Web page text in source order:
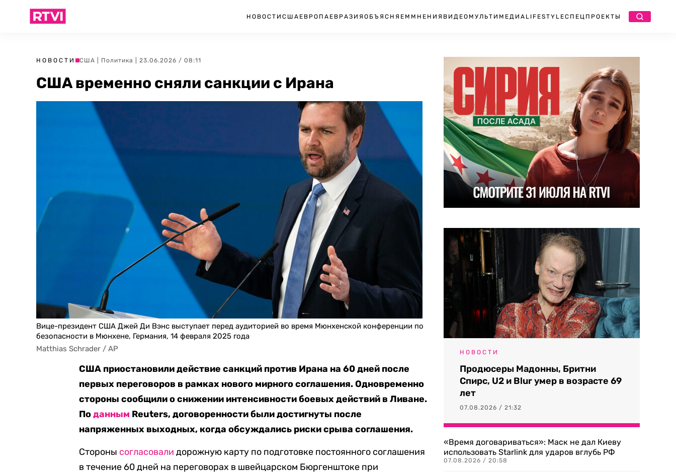
НОВОСТИ США ЕВРОПА ЕВРАЗИЯ ОБЪЯСНЯЕМ МНЕНИЯ ВИДЕО МУЛЬТИМЕДИА LIFESTYLEСПЕЦПРОЕКТЫ
НОВОСТИ США Политика | 23.06.2026 / 08:11
США временно сняли санкции с Ирана
Вице-президент США Джей Ди Вэнс выступает перед аудиторией во время Мюнхенской конференции по
безопасности в Мюнхене, Германия, 14 февраля 2025 года
Matthias Schrader / AP
США приостановили действие санкций против Ирана на 60 дней после
первых переговоров в рамках нового мирного соглашения. Одновременно
стороны сообщили о снижении интенсивности боевых действий в Ливане.
Поданным Reuters, договоренности были достигнуты после
напряженных выходных, когда обсуждались риски срыва соглашения.
Стороны согласовали дорожную карту по подготовке постоянного соглашения
в течение 60 дней на переговорах в швейцарском Бюргенштоке при
НОВОСТИ
Продюсеры Мадонны, Бритни
Спирс, U2 и Blur умер в возрасте 69
лет
07.08.2026 / 21:32
«Время договариваться»: Маск не дал Киеву
использовать Starlink для ударов вглубь РФ
07.08.2026 / 20:58